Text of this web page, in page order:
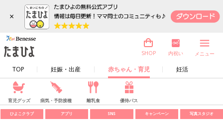
×
TOP 妊娠・出産 赤ちゃん・育児 妊活
SHOP 内祝い メニュー
育児グッズ 病気・予防接種 離乳食 優待パス
ひよこクラブ アプリ SNS キャンペーン 写真スタジオ